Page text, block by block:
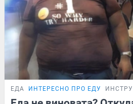
ЕДА ИНТЕРЕСНО ПРО ЕДУ